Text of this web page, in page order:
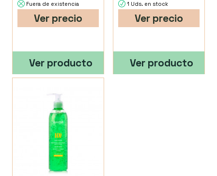
Fuera de existencia
Ver precio
Ver producto
1 Uds. en stock
Ver precio
Ver producto